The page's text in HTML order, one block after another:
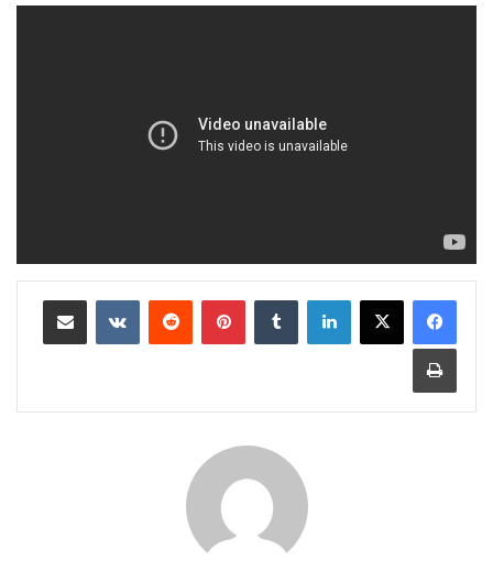
لينكدإن بينتيريست